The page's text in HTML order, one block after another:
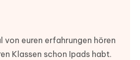
von euren erfahrungen hören
Klassen schon Ipads habt.